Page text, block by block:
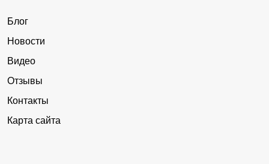
Блог
Новости
Видео
Отзывы
Контакты
Карта сайта